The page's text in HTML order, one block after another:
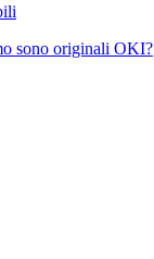
sono originali OKI?